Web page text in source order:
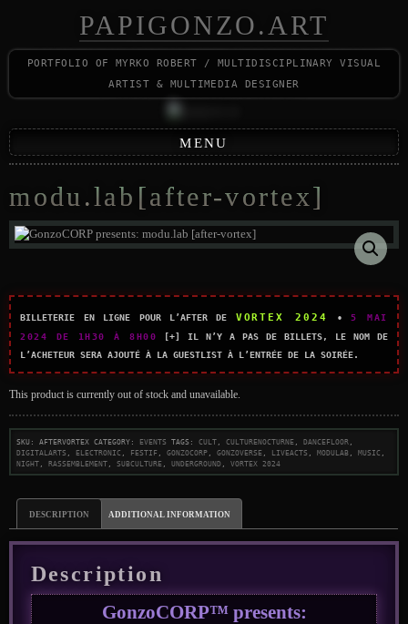
PAPIGONZO.ART
portfolio of myrko robert / multidisciplinary visual
artist & multimedia designer
MENU
modu.lab [after-vortex]
Billeterie en ligne pour l’after de VORTEX 2024 • 5 mai
2024 de 1h30 à 8h00 [+] Il n’y a pas de billets, le nom de
l’acheteur sera ajouté à la guestlist à l’entrée de la soirée.
This product is currently out of stock and unavailable.
SKU:aftervortex Category: Events Tags:cult ,culturenocturne ,dancefloor
digitalarts
electronic festif ,gonzocorp ,gonzoverse liveacts ,modulab ,music
night ,rassemblement ,subculture ,underground ,vortex 2024
Description Additional information
Description
GonzoCORP™ presents: